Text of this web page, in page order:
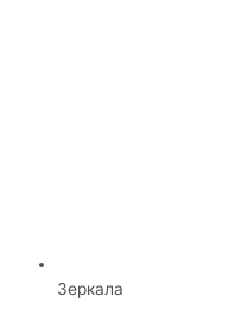
Зеркала